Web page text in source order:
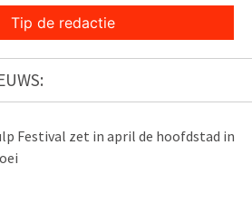
Tip de redactie
Festival zet in april de hoofdstad in